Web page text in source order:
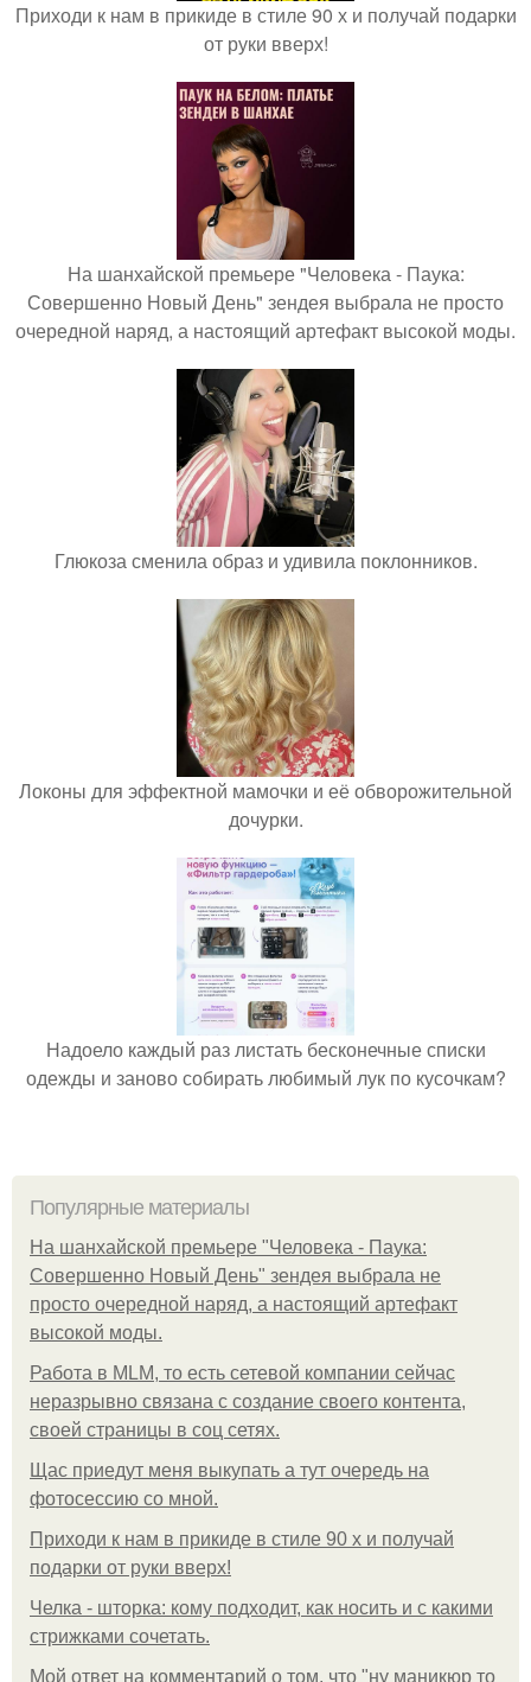
Приходи к нам в прикиде в стиле 90 х и получай подарки
от руки вверх!
На шанхайской премьере "Человека - Паука:
Совершенно Новый День" зендея выбрала не просто
очередной наряд, а настоящий артефакт высокой моды.
Глюкоза сменила образ и удивила поклонников.
Локоны для эффектной мамочки и её обворожительной
дочурки.
Надоело каждый раз листать бесконечные списки
одежды и заново собирать любимый лук по кусочкам?
Популярные материалы
На шанхайской премьере "Человека - Паука:
Совершенно Новый День" зендея выбрала не
просто очередной наряд, а настоящий артефакт
высокой моды.
Работа в MLM, то есть сетевой компании сейчас
неразрывно связана с создание своего контента,
своей страницы в соц сетях.
Щас приедут меня выкупать а тут очередь на
фотосессию со мной.
Приходи к нам в прикиде в стиле 90 х и получай
подарки от руки вверх!
Челка - шторка: кому подходит, как носить и с какими
стрижками сочетать.
Мой ответ на комментарий о том, что "ну маникюр то